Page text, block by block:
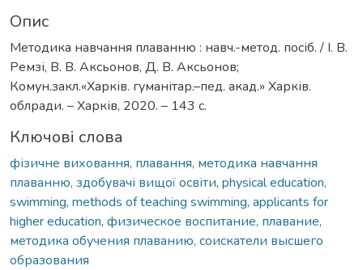
Опис
Методика навчання плаванню : навч.-метод. посіб. / І. В.
Ремзі, В. В. Аксьонов, Д. В. Аксьонов;
Комун.закл.«Харків. гуманітар.–пед. акад.» Харків.
облради. – Харків, 2020. – 143 с.
Ключові слова
фізичне виховання, плавання, методика навчання
плаванню, здобувачі вищої освіти, physical education,
swimming, methods of teaching swimming, applicants for
higher education, физическое воспитание, плавание,
методика обучения плаванию, соискатели высшего
образования